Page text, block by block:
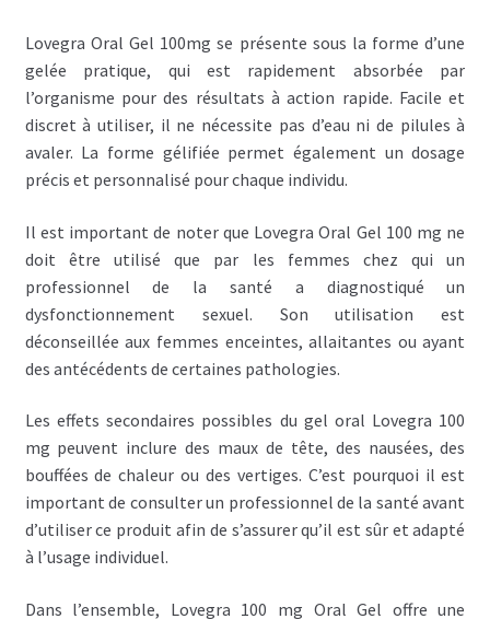
Lovegra Oral Gel 100mg se présente sous la forme d’une
gelée pratique, qui est rapidement absorbée par
l’organisme pour des résultats à action rapide. Facile et
discret à utiliser, il ne nécessite pas d’eau ni de pilules à
avaler. La forme gélifiée permet également un dosage
précis et personnalisé pour chaque individu.
Il est important de noter que Lovegra Oral Gel 100 mg ne
doit être utilisé que par les femmes chez qui un
professionnel de la santé a diagnostiqué un
dysfonctionnement sexuel. Son utilisation est
déconseillée aux femmes enceintes, allaitantes ou ayant
des antécédents de certaines pathologies.
Les effets secondaires possibles du gel oral Lovegra 100
mg peuvent inclure des maux de tête, des nausées, des
bouffées de chaleur ou des vertiges. C’est pourquoi il est
important de consulter un professionnel de la santé avant
d’utiliser ce produit afin de s’assurer qu’il est sûr et adapté
à l’usage individuel.
Dans l’ensemble, Lovegra 100 mg Oral Gel offre une